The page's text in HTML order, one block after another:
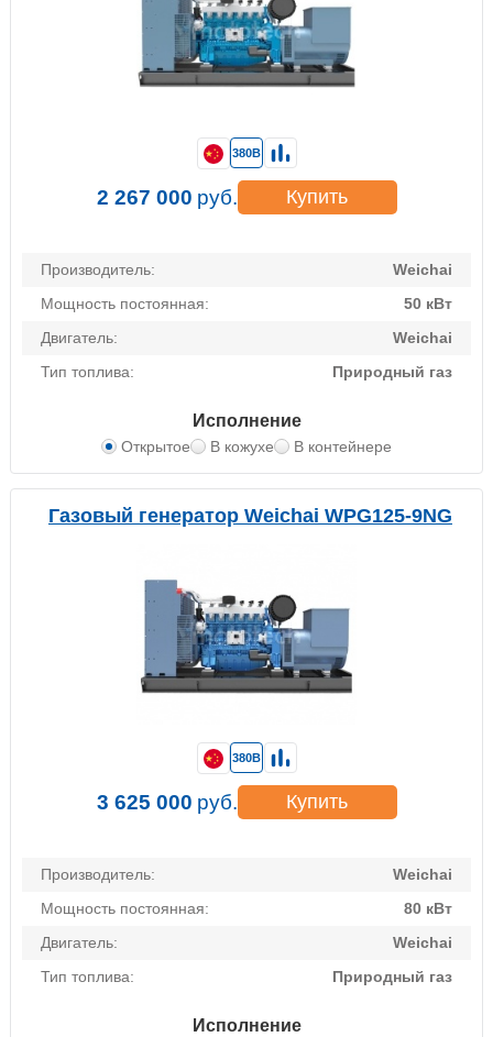
Производитель:
Weichai
Мощность постоянная:
50 кВт
Двигатель:
Weichai
Тип топлива:
Природный газ
Исполнение
Открытое В кожухе В контейнере
380В
2 267 000 руб. Купить
Газовый генератор Weichai WPG125-9NG
Производитель:
Weichai
Мощность постоянная:
80 кВт
Двигатель:
Weichai
Тип топлива:
Природный газ
Исполнение
380В
3 625 000 руб. Купить